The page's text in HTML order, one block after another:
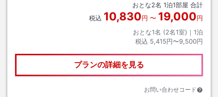
おとな2名 1泊1部屋 合計
税込 10,830円 〜 19,000円
おとな1名 (2名1室)｜ 1泊
税込 5,415円〜9,500円
プランの詳細を見る
お問い合わせコード